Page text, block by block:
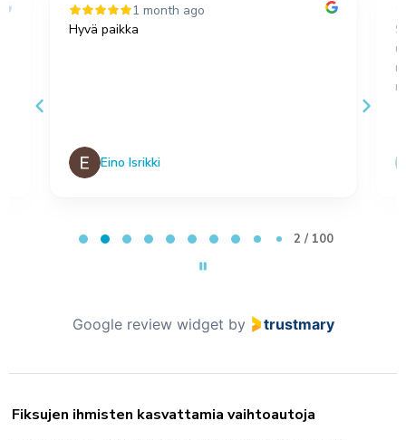
1 month ago
Hyvä paikka
Eino Isrikki
2 / 100
Google review widget by trustmary
Fiksujen ihmisten kasvattamia vaihtoautoja